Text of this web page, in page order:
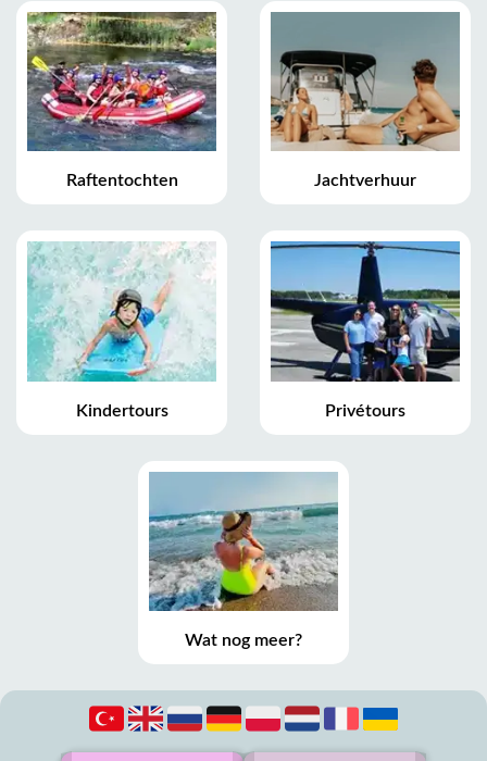
Raftentochten Jachtverhuur
Kindertours Privétours
Wat nog meer?